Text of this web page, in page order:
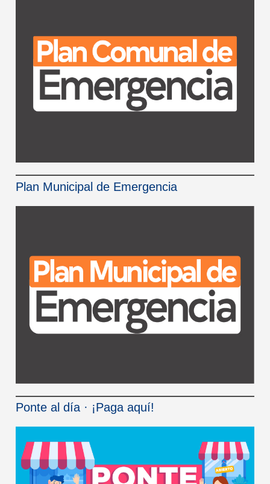
Plan Municipal de Emergencia
Ponte al día · ¡Paga aquí!